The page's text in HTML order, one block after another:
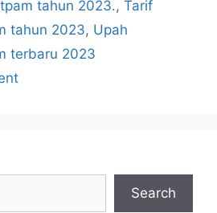
tahun 2023., Tarif
tahun 2023, Upah
terbaru 2023
Search